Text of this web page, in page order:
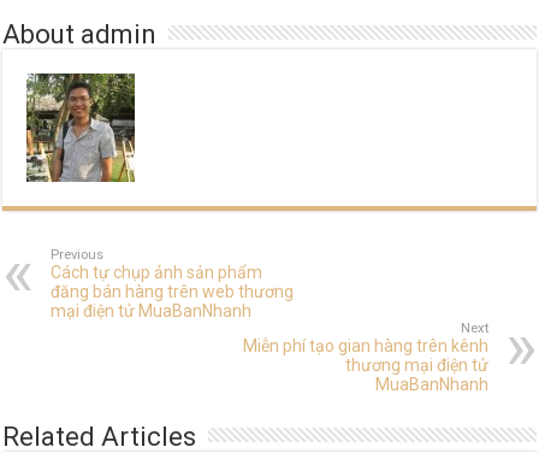
About admin
Previous
Cách tự chụp ảnh sản phẩm
đăng bán hàng trên web thương
mại điện tử MuaBanNhanh
Next
Miễn phí tạo gian hàng trên kênh
thương mại điện tử
MuaBanNhanh
Related Articles